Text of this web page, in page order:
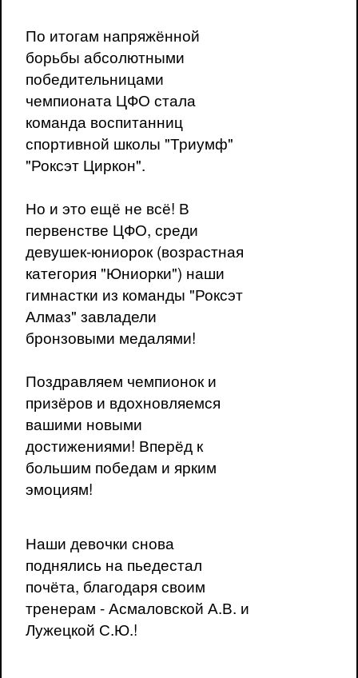
По итогам напряжённой
борьбы абсолютными
победительницами
чемпионата ЦФО стала
команда воспитанниц
спортивной школы "Триумф"
"Роксэт Циркон".
Но и это ещё не всё! В
первенстве ЦФО, среди
девушек-юниорок (возрастная
категория "Юниорки") наши
гимнастки из команды "Роксэт
Алмаз" завладели
бронзовыми медалями!
Поздравляем чемпионок и
призёров и вдохновляемся
вашими новыми
достижениями! Вперёд к
большим победам и ярким
эмоциям!
Наши девочки снова
поднялись на пьедестал
почёта, благодаря своим
тренерам - Асмаловской А.В. и
Лужецкой С.Ю.!